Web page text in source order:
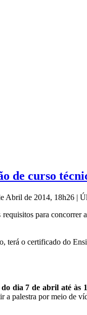
de curso
Abril de 2014, 18h26 |
para
terá o certificado do
do dia 7 de abril até às
a palestra por meio